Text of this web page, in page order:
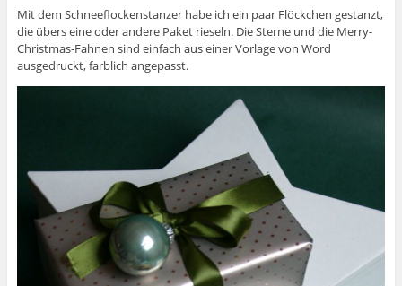
Mit dem Schneeflockenstanzer habe ich ein paar Flöckchen gestanzt,
die übers eine oder andere Paket rieseln. Die Sterne und die Merry-
Christmas-Fahnen sind einfach aus einer Vorlage von Word
ausgedruckt, farblich angepasst.